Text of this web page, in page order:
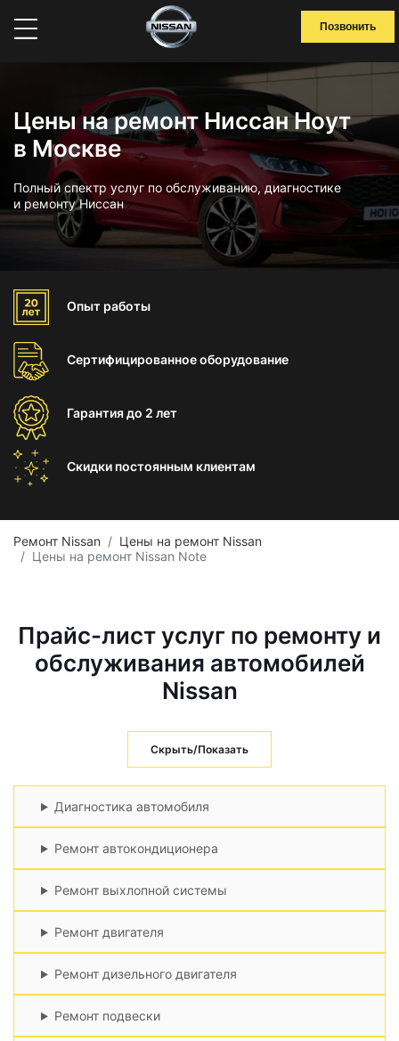
Позвонить
Цены на ремонт Ниссан Ноут
в Москве
Полный спектр услуг по обслуживанию, диагностике
и ремонту Ниссан
Опыт работы
Сертифицированноеоборудование
Гарантиядо 2 лет
Скидки постоянным клиентам
Ремонт Nissan
Цены на ремонт Nissan
Цены на ремонт Nissan Note
Прайс-лист услуг по ремонту и
обслуживания автомобилей
Nissan
Скрыть/Показать
Диагностика автомобиля
Ремонт автокондиционера
Ремонт выхлопной системы
Ремонт двигателя
Ремонт дизельного двигателя
Ремонт подвески